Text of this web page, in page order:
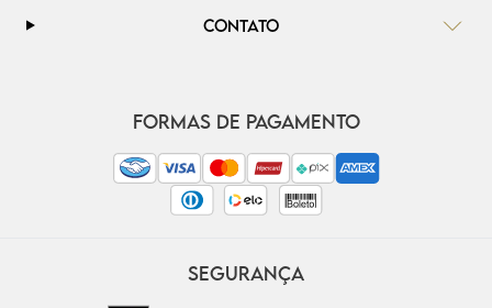
CONTATO
FORMAS DE PAGAMENTO
SEGURANÇA